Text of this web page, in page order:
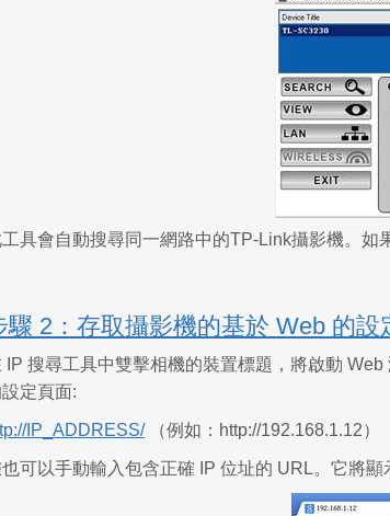
工具會自動搜尋同一網路中的TP-Link攝影機。如
驟 2：存取攝影機的基於 Web 的設
IP 搜尋工具中雙擊相機的裝置標題，將啟動
定頁面:
IP_ADDRESS/（例如：http://192.168.1.12）
可以手動輸入包含正確 IP 位址的 URL。它將顯